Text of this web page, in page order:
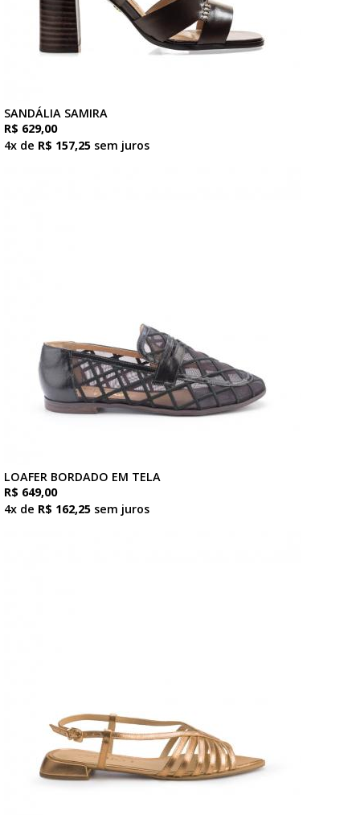
SANDÁLIA SAMIRA
R$ 629,00
4x de R$ 157,25 sem juros
LOAFER BORDADO EM TELA
R$ 649,00
4x de R$ 162,25 sem juros